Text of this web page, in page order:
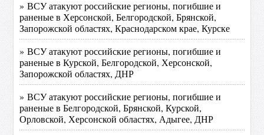
» ВСУ атакуют российские регионы, погибшие и
раненые в Херсонской, Белгородской, Брянской,
Запорожской областях, Краснодарском крае, Курске
» ВСУ атакуют российские регионы, погибшие и
раненые в Курской, Белгородской, Херсонской,
Запорожской областях, ДНР
» ВСУ атакуют российские регионы, погибшие и
раненые в Белгородской, Брянской, Курской,
Орловской, Херсонской областях, Адыгее, ДНР